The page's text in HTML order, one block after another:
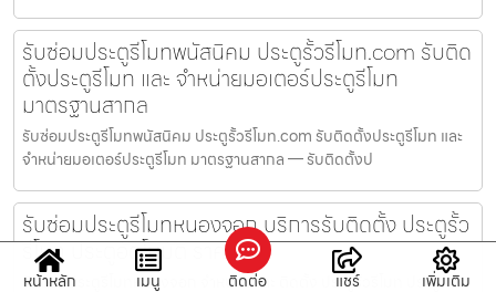
รับซ่อมประตูรีโมทพนัสนิคม ประตูรั้วรีโมท.com รับติด
ตั้งประตูรีโมท และ จำหน่ายมอเตอร์ประตูรีโมท
มาตรฐานสากล
รับซ่อมประตูรีโมทพนัสนิคม ประตูรั้วรีโมท.com รับติดตั้งประตูรีโมท และ
จำหน่ายมอเตอร์ประตูรีโมท มาตรฐานสากล — รับติดตั้งป
รับซ่อมประตูรีโมทหนองจอก บริการรับติดตั้ง ประตูรั้ว
รีโมท ประตูอัตโนมัติ ราคาถูก
รับซ่อมประตูรีโมทหนองจอก จำหน่าย และ ติดตั้ง ประตูรั้วรีโมท ประตู
หน้าหลัก เมนู ติดต่อ แชร์ เพิ่มเติม